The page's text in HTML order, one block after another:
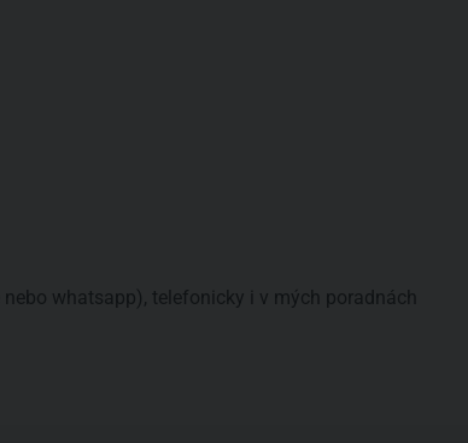
whatsapp), telefonicky i v mých poradnách